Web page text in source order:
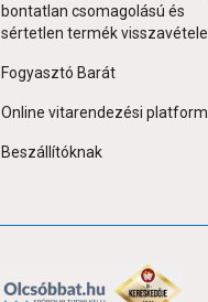
bontatlan csomagolású és
sértetlen termék visszavétele
Fogyasztó Barát
Online vitarendezési platform
Beszállítóknak